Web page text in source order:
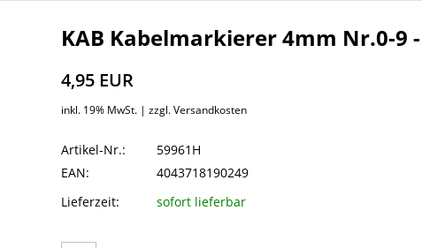
KAB Kabelmarkierer 4mm Nr.0-9
4,95 EUR
inkl. 19% MwSt. | zzgl. Versandkosten
Artikel-Nr.:
59961H
EAN:
4043718190249
Lieferzeit:
sofort lieferbar